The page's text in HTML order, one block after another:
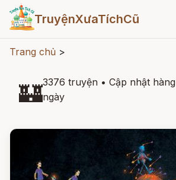
TruyệnXưaTíchCũ
Trang chủ >
🏰3376 truyện • Cập nhật hàng
ngày